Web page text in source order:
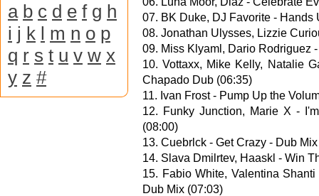
07. BK Duke, DJ Favorite -
08. Jonathan Ulysses, Lizzie
09. Miss Klyaml, Dario Rodriguez
10. Vottaxx, Mike Kelly, Natalie
Chapado Dub (06:35)
11. Ivan Frost - Pump Up the
12. Funky Junction, Marie X -
(08:00)
13. Cuebrlck - Get Crazy - Dub
14. Slava Dmilrtev, Haaskl - Win
15. Fabio White, Valentina
Dub Mix (07:03)
a b c d e f g h
i j k l m n o p
q r s t u v w x
y z #